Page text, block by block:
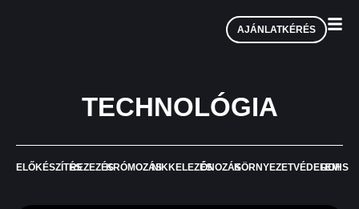
AJÁNLATKÉRÉS
TECHNOLÓGIA
ELŐKÉSZÍTÉSREZEZÉSKRÓMOZÁSNIKKELEZÉSÓNOZÁSKÖRNYEZETVÉDELEM
ROHS